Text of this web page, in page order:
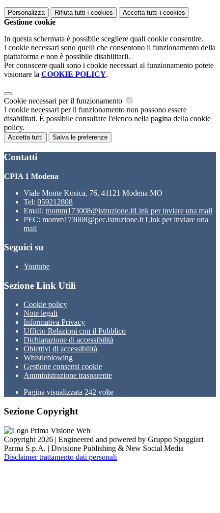
Personalizza Rifiuta tutti i cookies Accetta tutti i cookies
Gestione cookie
In questa schermata è possibile scegliere quali cookie consentire.
I cookie necessari sono quelli che consentono il funzionamento della
piattaforma e non è possibile disabilitarli.
Per conoscere quali sono i cookie necessari al funzionamento potete
visionare la COOKIE POLICY.
Cookie necessari per il funzionamento
I cookie necessari per il funzionamento non possono essere
disabilitati. È possibile consultare l'elenco nella pagina della cookie
policy.
Accetta tutti Salva le preferenze
Contatti
CPIA 1 Modena
Viale Monte Kosica, 76, 41121 Modena MO
Tel: 059212808
Email: momm173008@istruzione.itLink per inviare una mail
PEC: momm173008@pec.istruzione.it Link per inviare una
mail
Seguici su
Youtube
Sezione Link Utili
Cookie policy
Note legali
Informativa Privacy
Ufficio Relazioni con il Pubblico
Dichiarazione di accessibilità
Obiettivi di accessibilità
Whistleblowing
Gestione consensi cookie
Amministrazione trasparente
Pagina visualizzata 242 volte
Sezione Copyright
Copyright 2026 | Engineered and powered by Gruppo Spaggiari
Parma S.p.A. | Divisione Publishing & New Social Media
Disclaimer trattamento dati personali